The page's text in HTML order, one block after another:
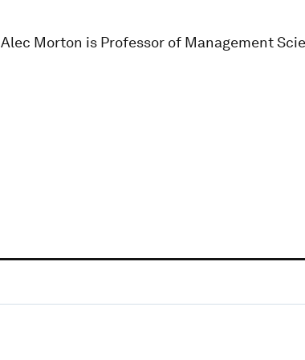
Alec Morton is Professor of Management